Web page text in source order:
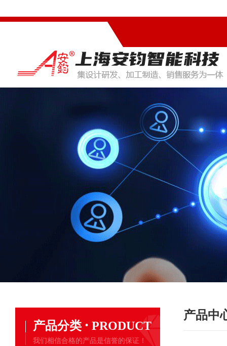
产品分类 · PRODUCT
我们相信合格的产品是信誉的保证！
产品中